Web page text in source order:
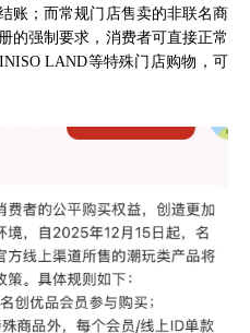
账；而常规门店售卖的非联名商
的强制要求，消费者可直接正常
LAND等特殊门店购物，可